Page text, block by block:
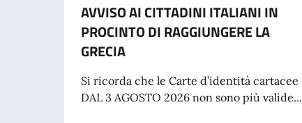
AVVISO AI CITTADINI ITALIANI IN
PROCINTO DI RAGGIUNGERE LA
GRECIA
Si ricorda che le Carte d’identità cartacee
DAL 3 AGOSTO 2026 non sono più valide...